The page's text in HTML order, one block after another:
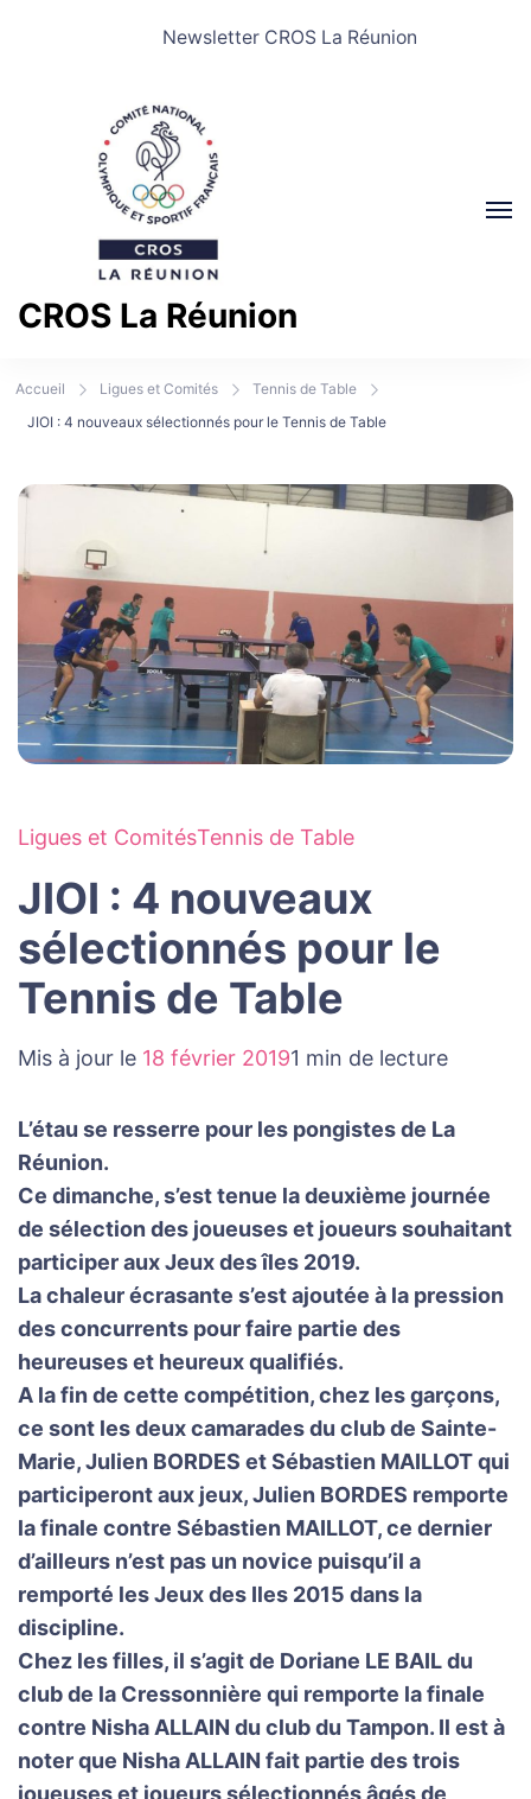
Newsletter CROS La Réunion
CROS La Réunion
Accueil Ligues et Comités
Tennis de Table
JIOI : 4 nouveaux sélectionnés pour le Tennis de Table
Ligues et ComitésTennis de Table
JIOI : 4 nouveaux
sélectionnés pour le
Tennis de Table
Mis à jour le 18 février 20191 min de lecture
L’étau se resserre pour les pongistes de La
Réunion.
Ce dimanche, s’est tenue la deuxième journée
de sélection des joueuses et joueurs souhaitant
participer aux Jeux des îles 2019.
La chaleur écrasante s’est ajoutée à la pression
des concurrents pour faire partie des
heureuses et heureux qualifiés.
A la fin de cette compétition, chez les garçons,
ce sont les deux camarades du club de Sainte-
Marie, Julien BORDES et Sébastien MAILLOT qui
participeront aux jeux, Julien BORDES remporte
la finale contre Sébastien MAILLOT, ce dernier
d’ailleurs n’est pas un novice puisqu’il a
remporté les Jeux des Iles 2015 dans la
discipline.
Chez les filles, il s’agit de Doriane LE BAIL du
club de la Cressonnière qui remporte la finale
contre Nisha ALLAIN du club du Tampon. Il est à
noter que Nisha ALLAIN fait partie des trois
joueuses et joueurs sélectionnés âgés de